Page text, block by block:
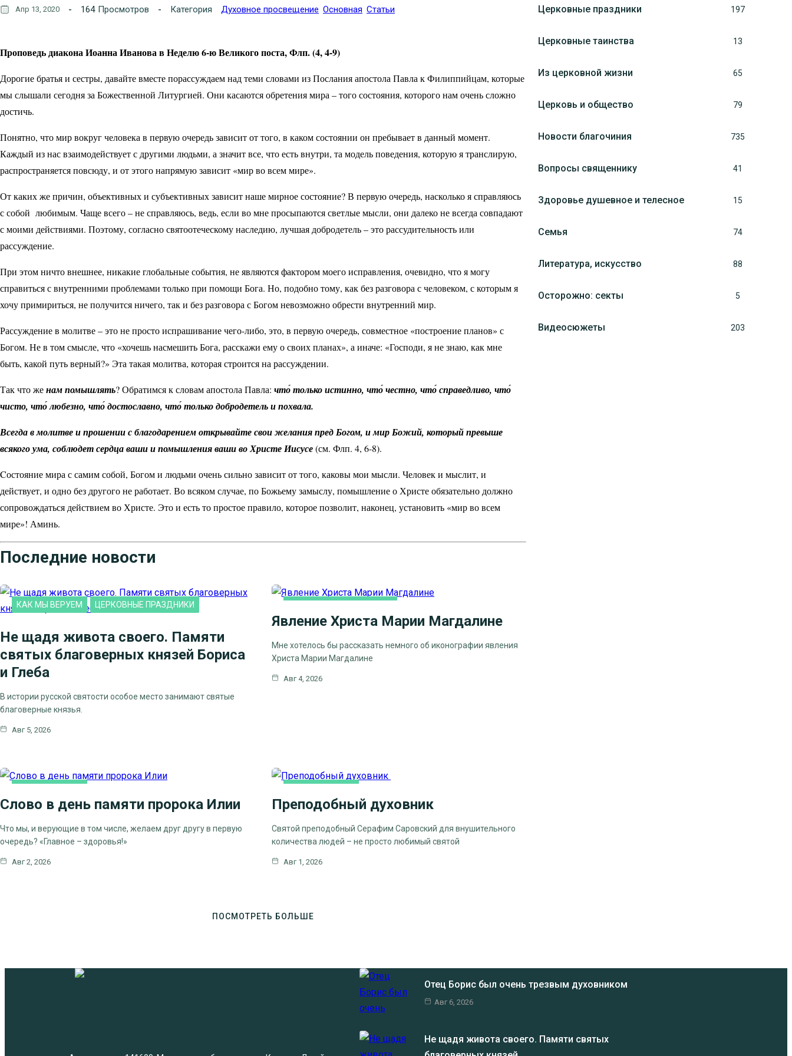
Апр 13, 2020 164 Просмотров Категория Духовное просвещение Основная Статьи
Проповедь диакона Иоанна Иванова в Неделю 6-ю Великого поста, Флп. (4, 4-9)
Дорогие братья и сестры, давайте вместе порассуждаем над теми словами из Послания апостола Павла к Филиппийцам, которые
мы слышали сегодня за Божественной Литургией. Они касаются обретения мира – того состояния, которого нам очень сложно
достичь.
Понятно, что мир вокруг человека в первую очередь зависит от того, в каком состоянии он пребывает в данный момент.
Каждый из нас взаимодействует с другими людьми, а значит все, что есть внутри, та модель поведения, которую я транслирую,
распространяется повсюду, и от этого напрямую зависит «мир во всем мире».
От каких же причин, объективных и субъективных зависит наше мирное состояние? В первую очередь, насколько я справляюсь
с собой любимым. Чаще всего – не справляюсь, ведь, если во мне просыпаются светлые мысли, они далеко не всегда совпадают
с моими действиями. Поэтому, согласно святоотеческому наследию, лучшая добродетель – это рассудительность или
рассуждение.
При этом ничто внешнее, никакие глобальные события, не являются фактором моего исправления, очевидно, что я могу
справиться с внутренними проблемами только при помощи Бога. Но, подобно тому, как без разговора с человеком, с которым я
хочу примириться, не получится ничего, так и без разговора с Богом невозможно обрести внутренний мир.
Рассуждение в молитве – это не просто испрашивание чего-либо, это, в первую очередь, совместное «построение планов» с
Богом. Не в том смысле, что «хочешь насмешить Бога, расскажи ему о своих планах», а иначе: «Господи, я не знаю, как мне
быть, какой путь верный?» Эта такая молитва, которая строится на рассуждении.
Так что женам помышлять? Обратимся к словам апостола Павла: что́ только истинно, что́ честно, что́ справедливо, что́
чисто, что́ любезно, что́ достославно, что́ только добродетель и похвала.
Всегда в молитве и прошении с благодарением открывайте свои желания пред Богом, и мир Божий, который превыше
всякого ума, соблюдет сердца ваши и помышления ваши во Христе Иисусе(см. Флп. 4, 6-8).
Cостояние мира с самим собой, Богом и людьми очень сильно зависит от того, каковы мои мысли. Человек и мыслит, и
действует, и одно без другого не работает. Во всяком случае, по Божьему замыслу, помышление о Христе обязательно должно
сопровождаться действием во Христе. Это и есть то простое правило, которое позволит, наконец, установить «мир во всем
мире»! Аминь.
Последние новости
КАК МЫ ВЕРУЕМ ЦЕРКОВНЫЕ ПРАЗДНИКИ
Не щадя живота своего. Памяти
святых благоверных князей Бориса
и Глеба
В истории русской святости особое место занимают святые
благоверные князья.
Авг 5, 2026
Явление Христа Марии Магдалине
Мне хотелось бы рассказать немного об иконографии явления
Христа Марии Магдалине
Авг 4, 2026
ЦЕРКОВНЫЕ ПРАЗДНИКИ
Слово в день памяти пророка Илии
Что мы, и верующие в том числе, желаем друг другу в первую
очередь? «Главное – здоровья!»
Авг 2, 2026
ЦЕРКОВНЫЕ
Преподобный духовник
Святой преподобный Серафим Саровский для внушительного
количества людей – не просто любимый святой
Авг 1, 2026
ПОСМОТРЕТЬ БОЛЬШЕ
Церковные праздники 197
Церковные таинства 13
Из церковной жизни 65
Церковь и общество 79
Новости благочиния 735
Вопросы священнику 41
Здоровье душевное и телесное 15
Семья 74
Литература, искуcство 88
Осторожно: секты 5
Видеосюжеты 203
Отец Борис был очень трезвым духовником
Авг 6, 2026
Не щадя живота своего. Памяти святых